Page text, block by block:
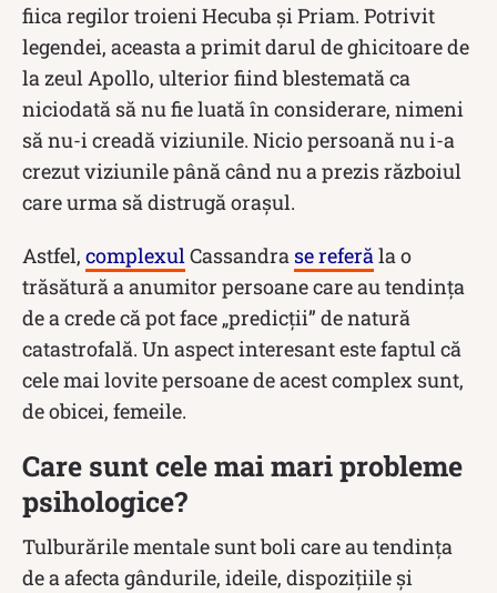
fiica regilor troieni Hecuba și Priam. Potrivit
legendei, aceasta a primit darul de ghicitoare de
la zeul Apollo, ulterior fiind blestemată ca
niciodată să nu fie luată în considerare, nimeni
să nu-i creadă viziunile. Nicio persoană nu i-a
crezut viziunile până când nu a prezis războiul
care urma să distrugă orașul.
Astfel, complexulCassandra se referăla o
trăsătură a anumitor persoane care au tendința
de a crede că pot face „predicții” de natură
catastrofală. Un aspect interesant este faptul că
cele mai lovite persoane de acest complex sunt,
de obicei, femeile.
Care sunt cele mai mari probleme
psihologice?
Tulburările mentale sunt boli care au tendința
de a afecta gândurile, ideile, dispozițiile și